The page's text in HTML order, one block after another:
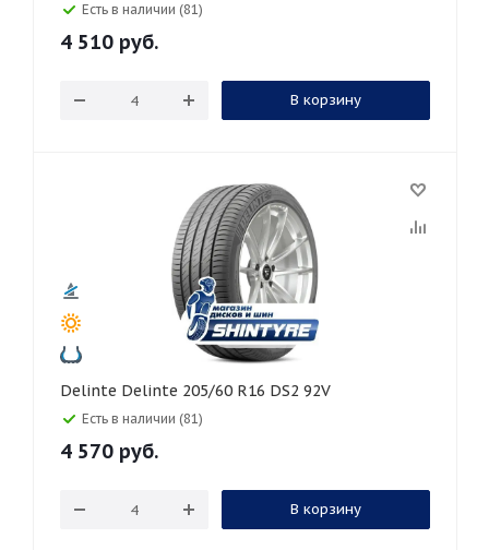
Есть в наличии (81)
4 510 руб.
В корзину
Delinte Delinte 205/60 R16 DS2 92V
Есть в наличии (81)
4 570 руб.
В корзину